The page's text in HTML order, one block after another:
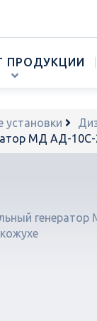
ПРОДУКЦИИ
установки
МД АД-